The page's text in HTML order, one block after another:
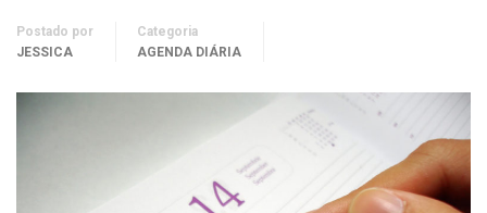
Postado por
JESSICA
Categoria
AGENDA DIÁRIA